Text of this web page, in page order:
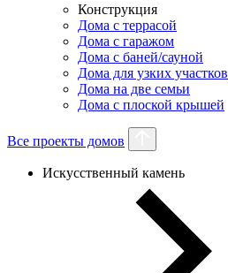
Конструкция
Дома с террасой
Дома с гаражом
Дома с баней/сауной
Дома для узких участков
Дома на две семьи
Дома с плоской крышей
Все проекты домов
Искусственный камень